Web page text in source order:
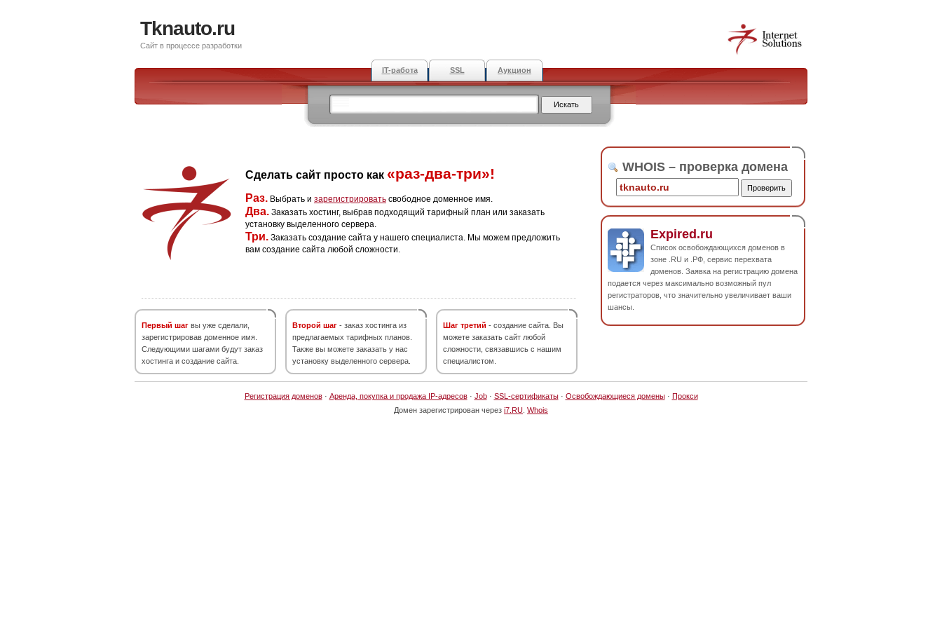
Tknauto.ru
Сайт в процессе разработки
IT-работа SSL Аукцион
Сделать сайт просто как «раз-два-три»!
Раз. Выбрать и зарегистрировать свободное доменное имя.
Два. Заказать хостинг, выбрав подходящий тарифный план или заказать
установку выделенного сервера.
Три. Заказать создание сайта у нашего специалиста. Мы можем предложить
вам создание сайта любой сложности.
Первый шаг вы уже сделали,
зарегистрировав доменное имя.
Следующими шагами будут заказ
хостинга и создание сайта.
Второй шаг - заказ хостинга из
предлагаемых тарифных планов.
Также вы можете заказать у нас
установку выделенного сервера.
Шаг третий - создание сайта. Вы
можете заказать сайт любой
сложности, связавшись с нашим
специалистом.
WHOIS – проверка домена
Expired.ru
Список освобождающихся доменов в
зоне .RU и .РФ, сервис перехвата
доменов. Заявка на регистрацию домена
подается через максимально возможный пул
регистраторов, что значительно увеличивает ваши
шансы.
Регистрация доменов· Аренда, покупка и продажа IP-адресов· Job· SSL-сертификаты· Освобождающиеся домены· Прокси
Домен зарегистрирован через i7.RU Whois